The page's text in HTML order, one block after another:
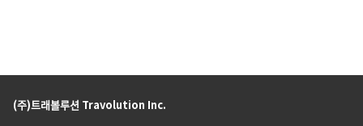
(주)트래볼루션 Travolution Inc.